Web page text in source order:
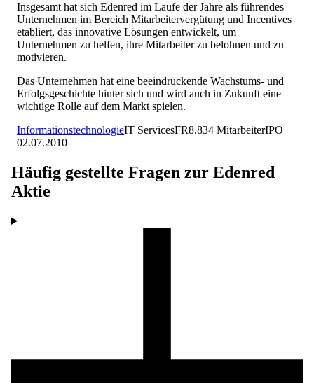
Insgesamt hat sich Edenred im Laufe der Jahre als führendes
Unternehmen im Bereich Mitarbeitervergütung und Incentives
etabliert, das innovative Lösungen entwickelt, um
Unternehmen zu helfen, ihre Mitarbeiter zu belohnen und zu
motivieren.
Das Unternehmen hat eine beeindruckende Wachstums- und
Erfolgsgeschichte hinter sich und wird auch in Zukunft eine
wichtige Rolle auf dem Markt spielen.
InformationstechnologieIT ServicesFR8.834 MitarbeiterIPO
02.07.2010
Häufig gestellte Fragen zur Edenred
Aktie